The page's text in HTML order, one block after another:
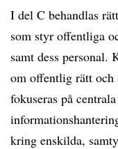
I del C behandlas
som styr offentliga
samt dess personal.
om offentlig rätt
fokuseras på
kring enskilda,